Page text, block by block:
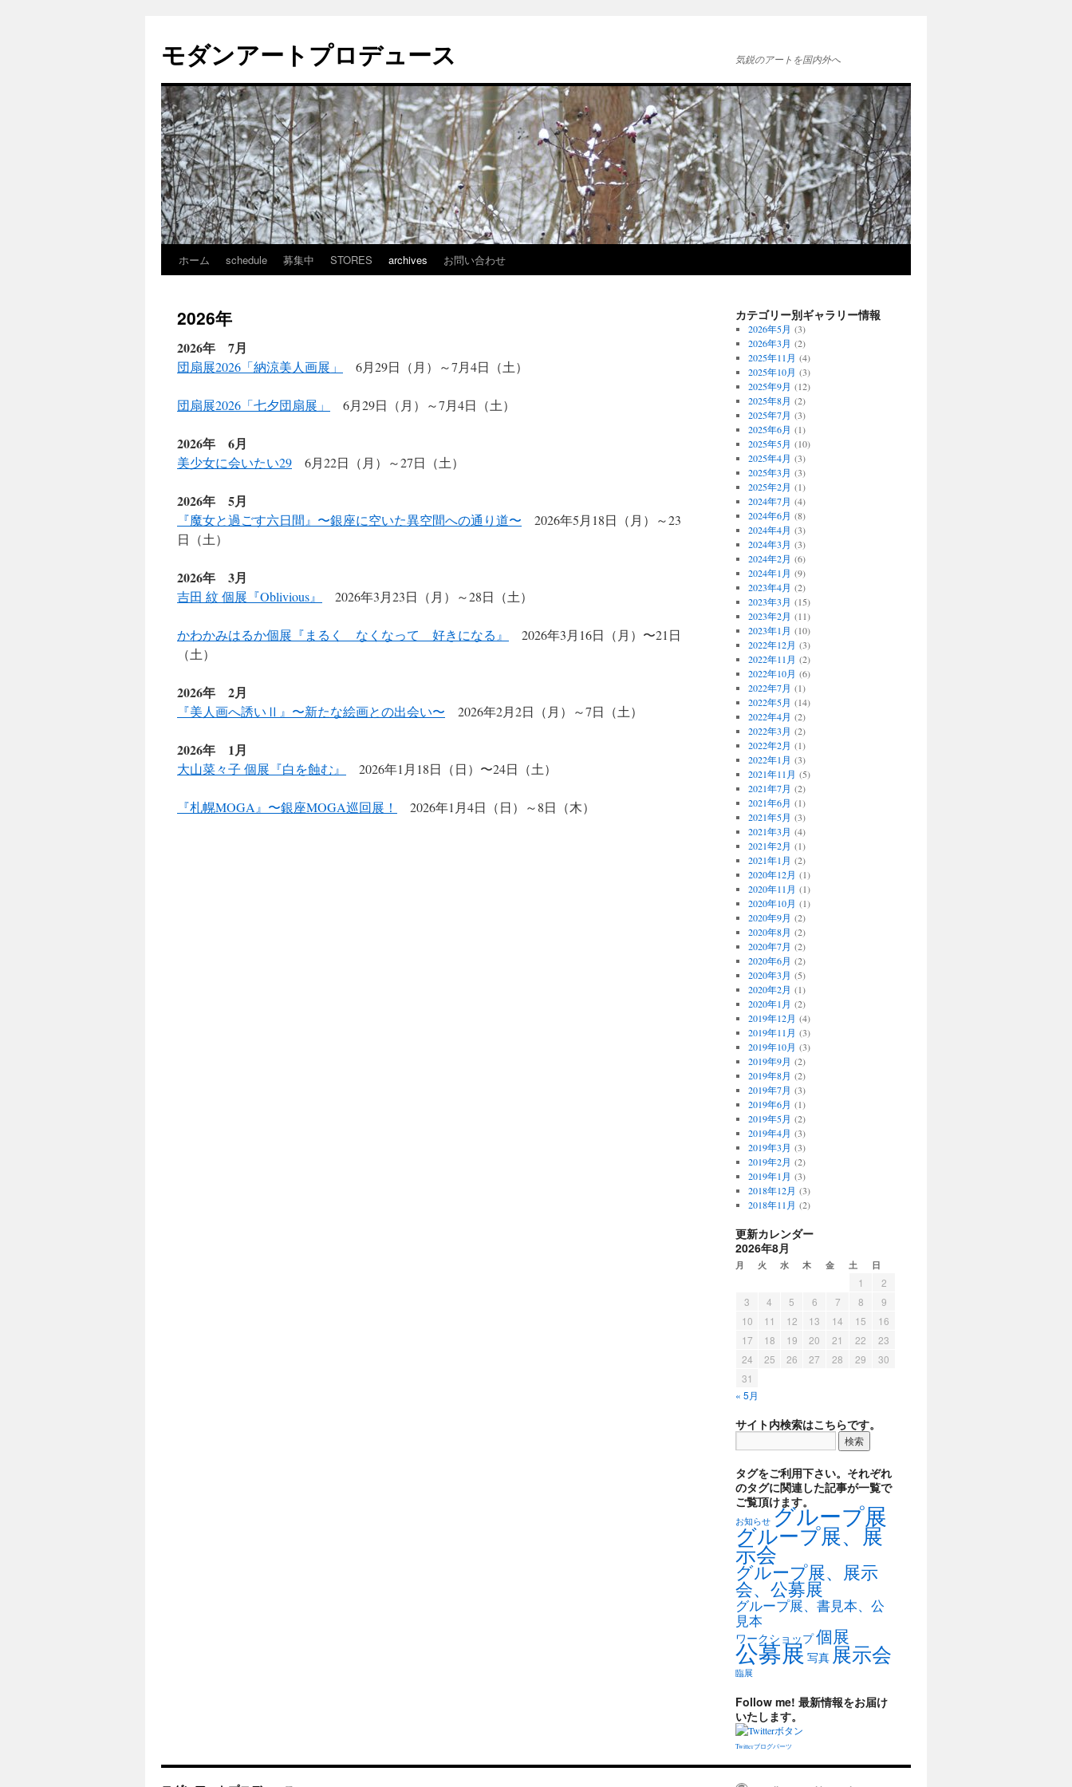
モダンアートプロデュース 気鋭のアートを国内外へ
テ
ン
へ
ス
キ
ッ
ホーム schedule 募集中 STORES archives お問い合わせ
2026年
2026年 7月
団扇展2026「納涼美人画展」 6月29日（月）～7月4日（土）
団扇展2026「七夕団扇展」 6月29日（月）～7月4日（土）
2026年 6月
美少女に会いたい29 6月22日（月）～27日（土）
2026年 5月
『魔女と過ごす六日間』〜銀座に空いた異空間への通り道〜 2026年5月18日（月）～23
日（土）
2026年 3月
吉田 紋 個展『Oblivious』 2026年3月23日（月）～28日（土）
かわかみはるか個展『まるく なくなって 好きになる』
2026年3月16日（月）〜21日
（土）
2026年 2月
『美人画へ誘いⅡ』〜新たな絵画との出会い〜 2026年2月2日（月）～7日（土）
2026年 1月
大山菜々子 個展『白を蝕む』 2026年1月18日（日）〜24日（土）
『札幌MOGA』〜銀座MOGA巡回展！ 2026年1月4日（日）～8日（木）
カテゴリー別ギャラリー情報
2026年5月 (3)
2026年3月 (2)
2025年11月 (4)
2025年10月 (3)
2025年9月 (12)
2025年8月 (2)
2025年7月 (3)
2025年6月 (1)
2025年5月 (10)
2025年4月 (3)
2025年3月 (3)
2025年2月 (1)
2024年7月 (4)
2024年6月 (8)
2024年4月 (3)
2024年3月 (3)
2024年2月 (6)
2024年1月 (9)
2023年4月 (2)
2023年3月 (15)
2023年2月 (11)
2023年1月 (10)
2022年12月 (3)
2022年11月 (2)
2022年10月 (6)
2022年7月 (1)
2022年5月 (14)
2022年4月 (2)
2022年3月 (2)
2022年2月 (1)
2022年1月 (3)
2021年11月 (5)
2021年7月 (2)
2021年6月 (1)
2021年5月 (3)
2021年3月 (4)
2021年2月 (1)
2021年1月 (2)
2020年12月 (1)
2020年11月 (1)
2020年10月 (1)
2020年9月 (2)
2020年8月 (2)
2020年7月 (2)
2020年6月 (2)
2020年3月 (5)
2020年2月 (1)
2020年1月 (2)
2019年12月 (4)
2019年11月 (3)
2019年10月 (3)
2019年9月 (2)
2019年8月 (2)
2019年7月 (3)
2019年6月 (1)
2019年5月 (2)
2019年4月 (3)
2019年3月 (3)
2019年2月 (2)
2019年1月 (3)
2018年12月 (3)
2018年11月 (2)
更新カレンダー
2026年8月
月 火 水 木 金 土 日
1
2
3
4 5 6 7 8
9
10
11 12 13 14 15
16
17
18 19 20 21 22
23
24
25 26 27 28 29
30
31
« 5月
サイト内検索はこちらです。
タグをご利用下さい。それぞれ
のタグに関連した記事が一覧で
ご覧頂けます。
お知らせ グループ展
グループ展、展
示会
グループ展、展示
会、公募展
グループ展、書見本、公
見本
ワークショップ個展
公募展 写真 展示会
臨展
Follow me! 最新情報をお届け
いたします。
Twitterブログパーツ